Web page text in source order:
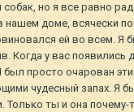
но я все равно
нашем доме, всячески
ей во всем. Я
Когда у вас появились
был просто очарован
чудесный запах. Я
Только ты и она почему-